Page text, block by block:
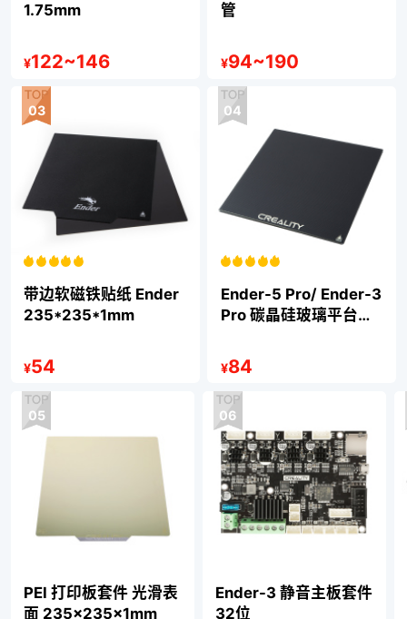
1.75mm
¥122~146
管
¥94~190
带边软磁铁贴纸 Ender
235*235*1mm
¥54
03
Ender-5 Pro/ Ender-3
Pro 碳晶硅玻璃平台
¥84
04
PEI 打印板套件 光滑表
面 235×235×1mm
05
Ender-3 静音主板套件
32位
06